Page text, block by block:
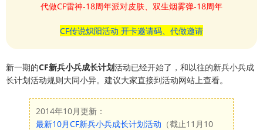
代做CF雷神-18周年派对皮肤、双生烟雾弹-18周年
CF传说炽阳活动 开卡邀请码、代做邀请
新一期的CF新兵小兵成长计划活动已经开始了，和以往的新兵小兵成
长计划活动规则大同小异。建议大家直接到活动网站上查看。
2014年10月更新：
最新10月CF新兵小兵成长计划活动 （截止11月10